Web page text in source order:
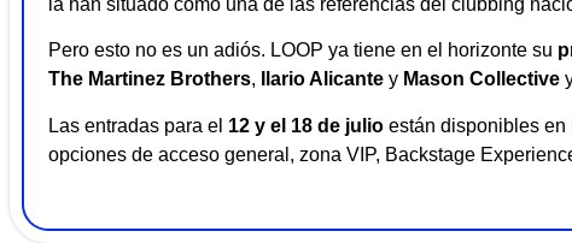
la han situado como una de las referencias del clubbing
Pero esto no es un adiós. LOOP ya tiene en el horizonte su
The Martinez Brothers, Ilario Alicante y Mason Collective
Las entradas para el 12 y el 18 de julio están disponibles
opciones de acceso general, zona VIP, Backstage